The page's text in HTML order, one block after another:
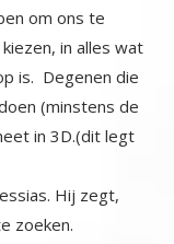
om ons te
in alles wat
Degenen die
(minstens de
in 3D.(dit legt
Hij zegt,
zoeken.